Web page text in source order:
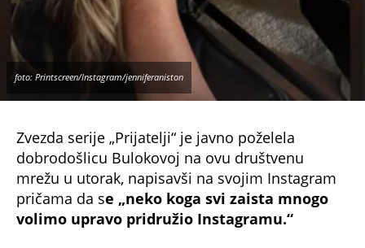
foto: Printscreen/Instagram/jenniferaniston
Zvezda serije „Prijatelji“ je javno poželela
dobrodošlicu Bulokovoj na ovu društvenu
mrežu u utorak, napisavši na svojim Instagram
pričama da se „neko koga svi zaista mnogo
volimo upravo pridružio Instagramu.“